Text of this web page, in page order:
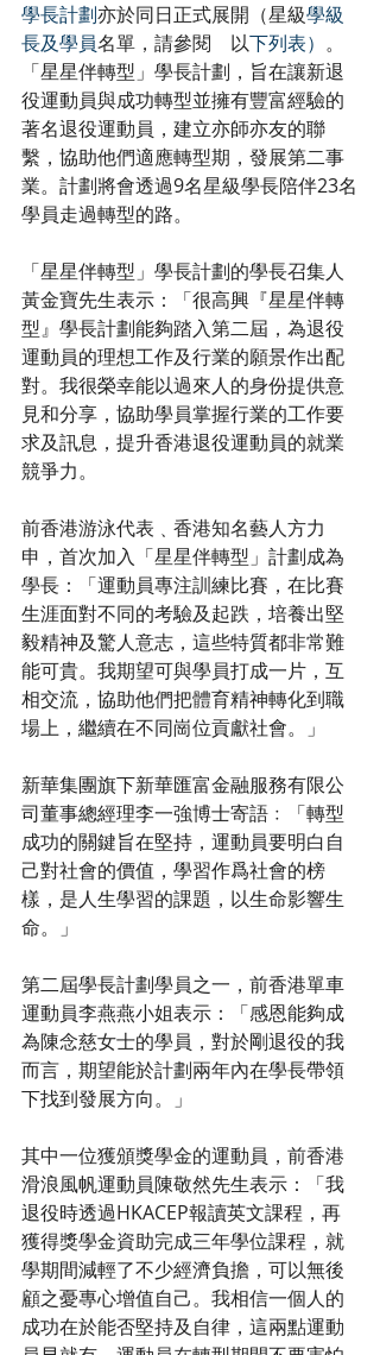
學長計劃亦於同日正式展開（星級學級
長及學員名單，請參閱　以下列表） 。
「星星伴轉型」學長計劃，旨在讓新退
役運動員與成功轉型並擁有豐富經驗的
著名退役運動員，建立亦師亦友的聯
繫，協助他們適應轉型期，發展第二事
業。計劃將會透過9名星級學長陪伴23名
學員走過轉型的路。
「星星伴轉型」學長計劃的學長召集人
黃金寶先生表示：「很高興『星星伴轉
型』學長計劃能夠踏入第二屆，為退役
運動員的理想工作及行業的願景作出配
對。我很榮幸能以過來人的身份提供意
見和分享，協助學員掌握行業的工作要
求及訊息，提升香港退役運動員的就業
競爭力。
前香港游泳代表﹑香港知名藝人方力
申，首次加入「星星伴轉型」計劃成為
學長：「運動員專注訓練比賽，在比賽
生涯面對不同的考驗及起跌，培養出堅
毅精神及驚人意志，這些特質都非常難
能可貴。我期望可與學員打成一片，互
相交流，協助他們把體育精神轉化到職
場上，繼續在不同崗位貢獻社會。」
新華集團旗下新華匯富金融服務有限公
司董事總經理李一強博士寄語﹕「轉型
成功的關鍵旨在堅持，運動員要明白自
己對社會的價值，學習作爲社會的榜
樣，是人生學習的課題，以生命影響生
命。」
第二屆學長計劃學員之一，前香港單車
運動員李燕燕小姐表示：「感恩能夠成
為陳念慈女士的學員，對於剛退役的我
而言，期望能於計劃兩年內在學長帶領
下找到發展方向。」
其中一位獲頒獎學金的運動員，前香港
滑浪風帆運動員陳敬然先生表示：「我
退役時透過HKACEP報讀英文課程，再
獲得獎學金資助完成三年學位課程，就
學期間減輕了不少經濟負擔，可以無後
顧之憂專心增值自己。我相信一個人的
成功在於能否堅持及自律，這兩點運動